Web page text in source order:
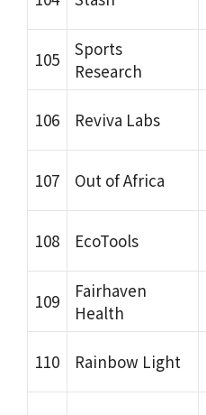
105
Sports
Research
106 Reviva Labs
107 Out of Africa
108 EcoTools
109
Fairhaven
Health
110 Rainbow Light